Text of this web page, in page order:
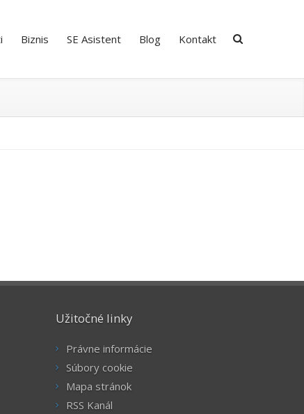
Biznis SE Asistent Blog Kontakt
Užitočné linky
Právne informácie
Súbory cookie
Mapa stránok
RSS Kanál